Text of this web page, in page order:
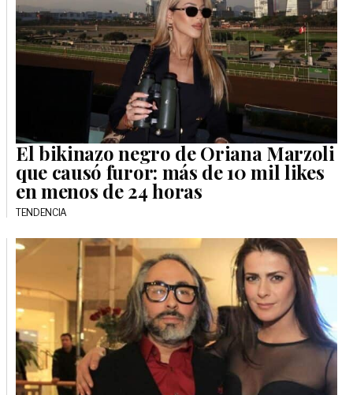
El bikinazo negro de Oriana Marzoli
que causó furor: más de 10 mil likes
en menos de 24 horas
TENDENCIA